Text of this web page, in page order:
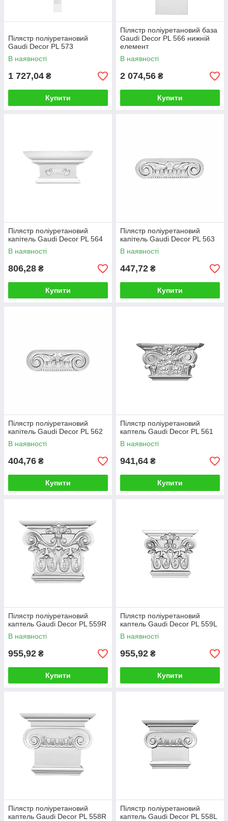
Пілястр поліуретановий
Gaudi Decor PL 573
В наявності
1 727,04 ₴
Купити
Пілястр поліуретановий база
Gaudi Decor PL 566 нижній
елемент
В наявності
2 074,56 ₴
Купити
Пілястр поліуретановий
капітель Gaudi Decor PL 564
В наявності
806,28 ₴
Купити
Пілястр поліуретановий
капітель Gaudi Decor PL 563
В наявності
447,72 ₴
Купити
Пілястр поліуретановий
капітель Gaudi Decor PL 562
В наявності
404,76 ₴
Купити
Пілястр поліуретановий
каптель Gaudi Decor PL 561
В наявності
941,64 ₴
Купити
Пілястр поліуретановий
каптель Gaudi Decor PL 559R
В наявності
955,92 ₴
Купити
Пілястр поліуретановий
каптель Gaudi Decor PL 559L
В наявності
955,92 ₴
Купити
Пілястр поліуретановий
каптель Gaudi Decor PL 558R
Пілястр поліуретановий
каптель Gaudi Decor PL 558L